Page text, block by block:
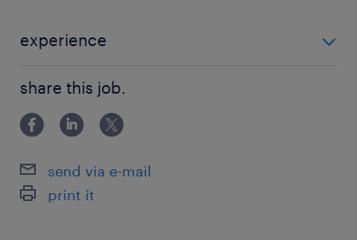
める作業のため、自分のペースでモクモクと取り
最寄駅
JR両毛線／足利駅（車6分）
休日休暇
experience
ちの方 ・長く働けるお仕事をお探しのかた ・資格を活
かして活躍したいかた ・正社員雇用をご希望のかた
share this job.
send via e-mail
print it